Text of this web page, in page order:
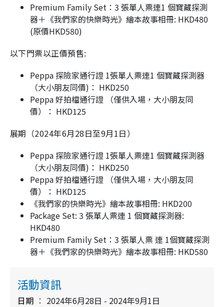
Premium Family Set：3 張單人票連1 個寶藏探測
器＋《我們家的快樂時光》繪本故事相冊: HKD480
(原價HKD580)
以下門票以正價預售:
Peppa 探險家通行證 1張單人票連1 個寶藏探測器
（大小朋友同價)： HKD250
Peppa 好拍檔通行證 （僅供入場，大小朋友同
價）： HKD125
展期（2024年6月28日至9月1日）
Peppa 探險家通行證 1張單人票連1 個寶藏探測器
（大小朋友同價)： HKD250
Peppa 好拍檔通行證 （僅供入場，大小朋友同
價）： HKD125
《我們家的快樂時光》繪本故事相冊: HKD200
Package Set: 3 張單人票連 1 個寶藏探測器:
HKD480
Premium Family Set：3 張單人票 連 1個寶藏探測
器＋《我們家的快樂時光》繪本故事相冊: HKD580
活動資訊
日期
2024年6月28日 - 2024年9月1日